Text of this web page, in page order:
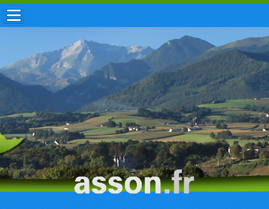
ACCUEIL / INFOS
MUNICIPALITÉ
VIE LOCALE
ENFANCE
TOURISME
HISTOIRE